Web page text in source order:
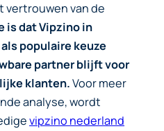
vertrouwen van de
is dat Vipzino in
populaire keuze
partner blijft voor
klanten.Voor meer
analyse, wordt
vipzino nederland